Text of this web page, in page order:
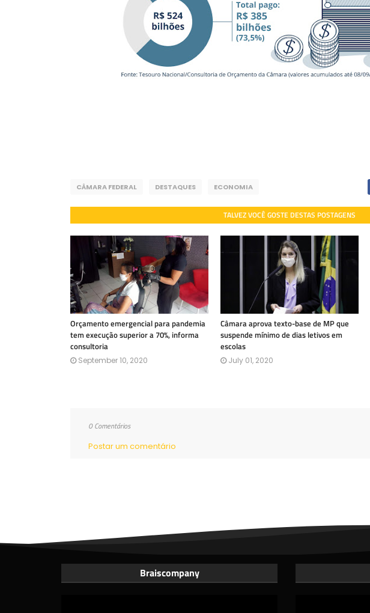
CÂMARA FEDERAL DESTAQUES ECONOMIA
TALVEZ VOCÊ GOSTE DESTAS POSTAGENS
Orçamento emergencial para pandemia
tem execução superior a 70%, informa
consultoria
September 10, 2020
Câmara aprova texto-base de MP que
suspende mínimo de dias letivos em
escolas
July 01, 2020
0 Comentários
Postar um comentário
Braiscompany